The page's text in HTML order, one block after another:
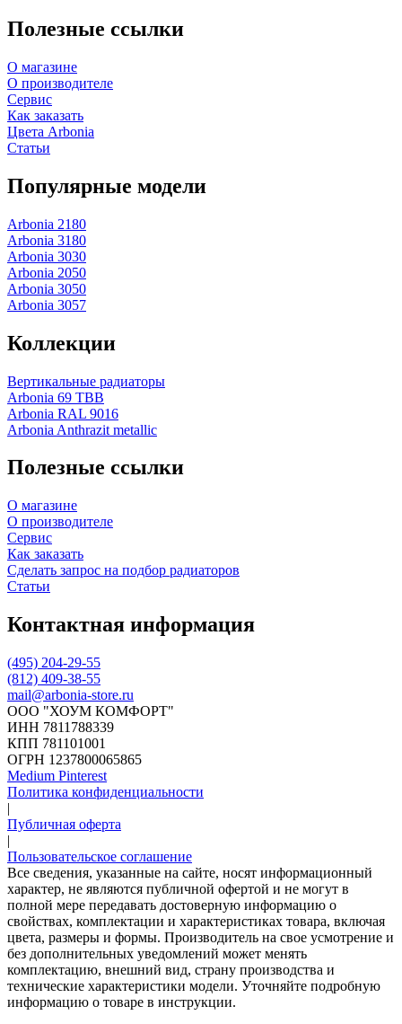
Полезные ссылки
О магазине
О производителе
Сервис
Как заказать
Цвета Arbonia
Статьи
Популярные модели
Arbonia 2180
Arbonia 3180
Arbonia 3030
Arbonia 2050
Arbonia 3050
Arbonia 3057
Коллекции
Вертикальные радиаторы
Arbonia 69 ТВВ
Arbonia RAL 9016
Arbonia Anthrazit metallic
Полезные ссылки
О магазине
О производителе
Сервис
Как заказать
Сделать запрос на подбор радиаторов
Статьи
Контактная информация
(495) 204-29-55
(812) 409-38-55
mail@arbonia-store.ru
ООО "ХОУМ КОМФОРТ"
‍ИНН 7811788339
КПП 781101001
ОГРН 1237800065865
Medium Pinterest
Политика конфиденциальности
|
Публичная оферта
|
Пользовательское соглашение
Все сведения, указанные на сайте, носят информационный
характер, не являются публичной офертой и не могут в
полной мере передавать достоверную информацию о
свойствах, комплектации и характеристиках товара, включая
цвета, размеры и формы. Производитель на свое усмотрение и
без дополнительных уведомлений может менять
комплектацию, внешний вид, страну производства и
технические характеристики модели. Уточняйте подробную
информацию о товаре в инструкции.